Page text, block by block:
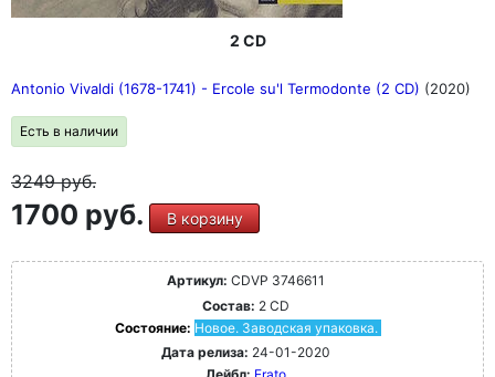
2 CD
Antonio Vivaldi (1678-1741) - Ercole su'l Termodonte (2 CD) (2020)
Есть в наличии
3249руб.
1700 руб. В корзину
Артикул: CDVP 3746611
Состав: 2 CD
Состояние: Новое. Заводская упаковка.
Дата релиза: 24-01-2020